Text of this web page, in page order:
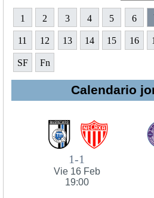
1 2 3 4 5 6
11 12 13 14 15 16
SF Fn
Calendario
1-1
Vie 16 Feb
19:00